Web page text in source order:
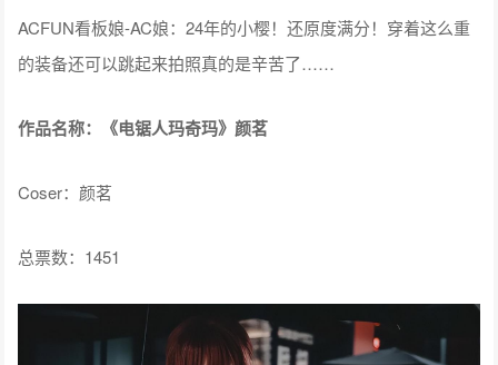
ACFUN看板娘-AC娘：24年的小樱！还原度满分！穿着这么重
的装备还可以跳起来拍照真的是辛苦了……
作品名称：《电锯人玛奇玛》颜茗
Coser：颜茗
总票数：1451